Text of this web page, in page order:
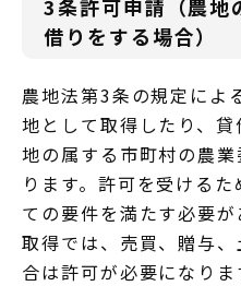
3条許可申請（農地
借りをする場合）
農地法第3条の規定によ
地として取得したり、
地の属する市町村の農
ります。許可を受ける
ての要件を満たす必要が
取得では、売買、贈与
合は許可が必要になり